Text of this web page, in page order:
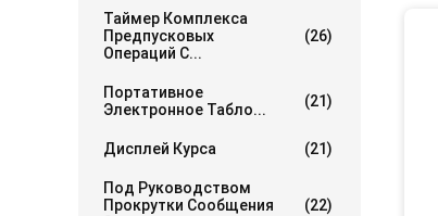
Таймер Комплекса
Предпусковых
Операций С...
(26)
Портативное
Электронное Табло...
(21)
Дисплей Курса (21)
Под Руководством
Прокрутки Сообщения
(22)